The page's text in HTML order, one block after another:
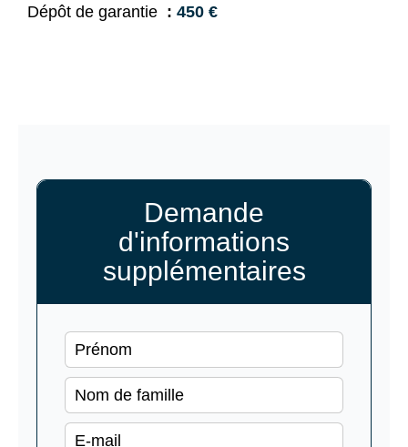
Dépôt de garantie 450 €
Demande
d'informations
supplémentaires